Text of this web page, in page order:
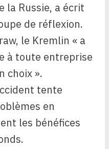
la Russie, a écrit
de réflexion.
le Kremlin « a
à toute entreprise
choix ».
tente
en
les bénéfices